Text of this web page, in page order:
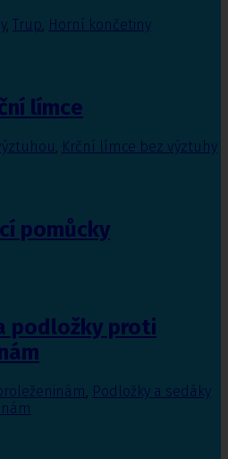
, Trup, Horní končetiny
límce
Krční límce bez výztuhy
pomůcky
podložky proti
, Podložky a sedáky